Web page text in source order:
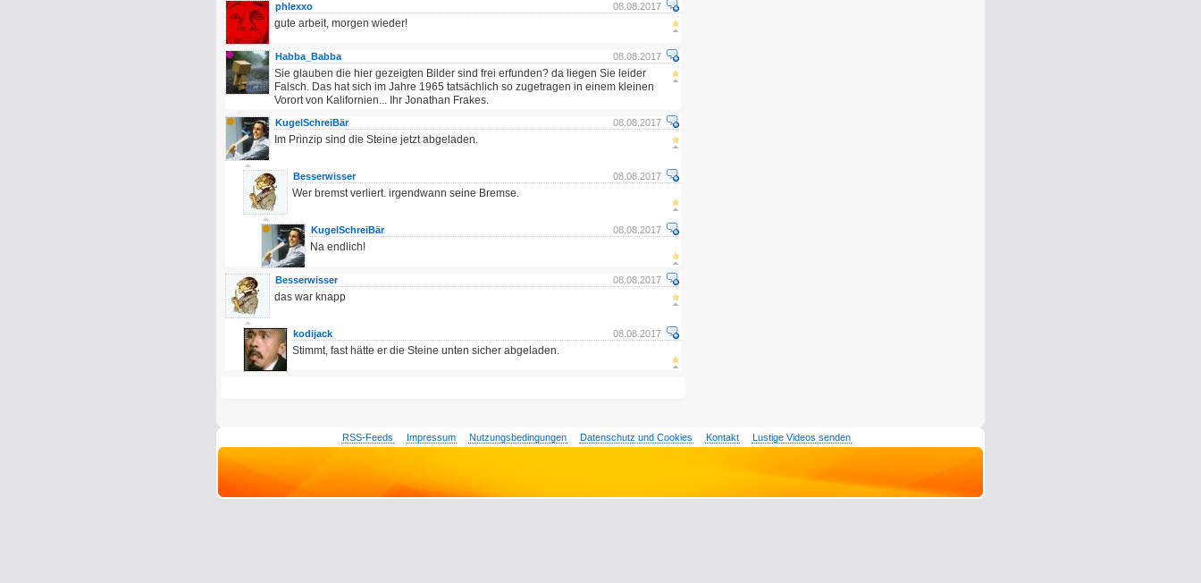
08.08.2017
phlexxo
gute arbeit, morgen wieder!
08.08.2017
Habba_Babba
Sie glauben die hier gezeigten Bilder sind frei erfunden? da liegen Sie leider
Falsch. Das hat sich im Jahre 1965 tatsächlich so zugetragen in einem kleinen
Vorort von Kalifornien... Ihr Jonathan Frakes.
08.08.2017
KugelSchreiBär
Im Prinzip sind die Steine jetzt abgeladen.
08.08.2017
Besserwisser
Wer bremst verliert. irgendwann seine Bremse.
08.08.2017
KugelSchreiBär
Na endlich!
08.08.2017
Besserwisser
das war knapp
08.08.2017
kodijack
Stimmt, fast hätte er die Steine unten sicher abgeladen.
RSS-Feeds Impressum Nutzungsbedingungen Datenschutz und Cookies Kontakt Lustige Videos senden